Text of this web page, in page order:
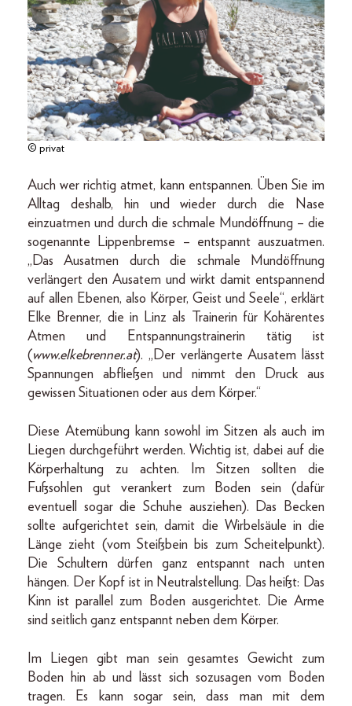
© privat
Auch wer richtig atmet, kann entspannen. Üben Sie im
Alltag deshalb, hin und wieder durch die Nase
einzuatmen und durch die schmale Mundöffnung – die
sogenannte Lippenbremse – entspannt auszuatmen.
„Das Ausatmen durch die schmale Mundöffnung
verlängert den Ausatem und wirkt damit entspannend
auf allen Ebenen, also Körper, Geist und Seele“, erklärt
Elke Brenner, die in Linz als Trainerin für Kohärentes
Atmen und Entspannungstrainerin tätig ist
(www.elkebrenner.at). „Der verlängerte Ausatem lässt
Spannungen abfließen und nimmt den Druck aus
gewissen Situationen oder aus dem Körper.“
Diese Atemübung kann sowohl im Sitzen als auch im
Liegen durchgeführt werden. Wichtig ist, dabei auf die
Körperhaltung zu achten. Im Sitzen sollten die
Fußsohlen gut verankert zum Boden sein (dafür
eventuell sogar die Schuhe ausziehen). Das Becken
sollte aufgerichtet sein, damit die Wirbelsäule in die
Länge zieht (vom Steißbein bis zum Scheitelpunkt).
Die Schultern dürfen ganz entspannt nach unten
hängen. Der Kopf ist in Neutralstellung. Das heißt: Das
Kinn ist parallel zum Boden ausgerichtet. Die Arme
sind seitlich ganz entspannt neben dem Körper.
Im Liegen gibt man sein gesamtes Gewicht zum
Boden hin ab und lässt sich sozusagen vom Boden
tragen. Es kann sogar sein, dass man mit dem